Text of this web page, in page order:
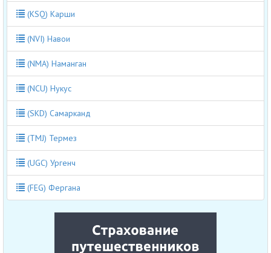
(KSQ) Карши
(NVI) Навои
(NMA) Наманган
(NCU) Нукус
(SKD) Самарканд
(TMJ) Термез
(UGC) Ургенч
(FEG) Фергана